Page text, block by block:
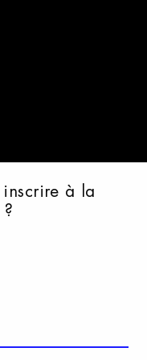
i nscrire à
a
?